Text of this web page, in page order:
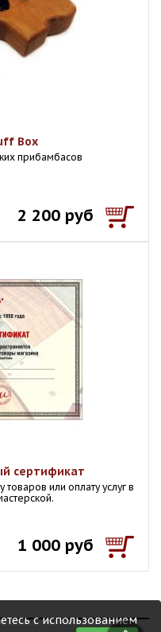
Box
прибамбасов
2 200 руб
сертификат
или оплату услуг в
1 000 руб
с использованием